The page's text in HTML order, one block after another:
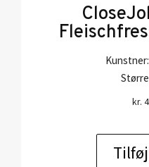
Kunstner:
kr.